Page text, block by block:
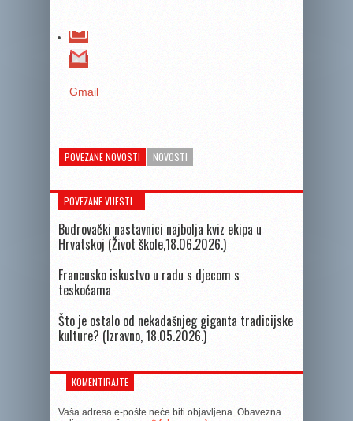
Gmail
POVEZANE NOVOSTI NOVOSTI
POVEZANE VIJESTI...
Budrovački nastavnici najbolja kviz ekipa u
Hrvatskoj (Život škole,18.06.2026.)
Francusko iskustvo u radu s djecom s
teskoćama
Što je ostalo od nekadašnjeg giganta tradicijske
kulture? (Izravno, 18.05.2026.)
KOMENTIRAJTE
Vaša adresa e-pošte neće biti objavljena. Obavezna